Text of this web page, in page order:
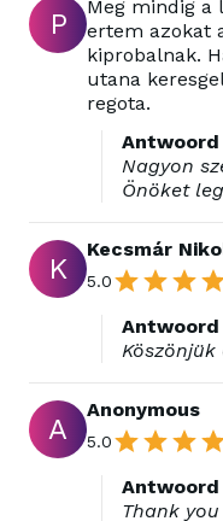
P
Meg mindig a
ertem azokat
kiprobalnak.
utana
regota.
Nagyon
Önöket
K
Kecsmár
5.0
Köszönjük
A
Anonymous
5.0
Thank